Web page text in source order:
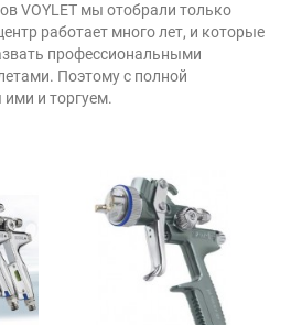
VOYLET мы отобрали только
работает много лет, и которые
профессиональными
Поэтому с полной
и торгуем.